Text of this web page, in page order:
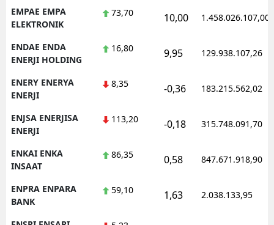
EMPAE EMPA
ELEKTRONIK
73,70 10,00 1.458.026.107,00
ENDAE ENDA
ENERJI HOLDING
16,80 9,95 129.938.107,26
ENERY ENERYA
ENERJI
8,35 -0,36 183.215.562,02
ENJSA ENERJISA
ENERJI
113,20 -0,18 315.748.091,70
ENKAI ENKA
INSAAT
86,35 0,58 847.671.918,90
ENPRA ENPARA
BANK
59,10 1,63 2.038.133,95